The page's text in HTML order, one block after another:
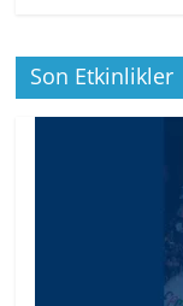
Son Etkinlikler